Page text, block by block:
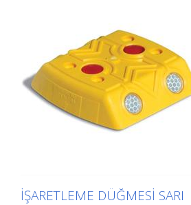
İŞARETLEME DÜĞMESI SARI